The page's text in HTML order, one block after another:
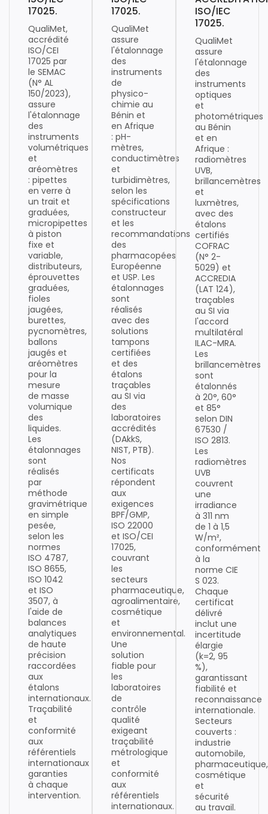
17025.
QualiMet,
accrédité
ISO/CEI
17025 par
le SEMAC
(N° AL
150/2023),
assure
l'étalonnage
des
instruments
volumétriques
et
aréomètres
: pipettes
en verre à
un trait et
graduées,
micropipettes
à piston
fixe et
variable,
distributeurs,
éprouvettes
graduées,
fioles
jaugées,
burettes,
pycnomètres,
ballons
jaugés et
aréomètres
pour la
mesure
de masse
volumique
des
liquides.
Les
étalonnages
sont
réalisés
par
méthode
gravimétrique
en simple
pesée,
selon les
normes
ISO 4787,
ISO 8655,
ISO 1042
et ISO
3507, à
l'aide de
balances
analytiques
de haute
précision
raccordées
aux
étalons
internationaux.
Traçabilité
et
conformité
aux
référentiels
internationaux
garanties
à chaque
intervention.
17025.
QualiMet
assure
l'étalonnage
des
instruments
de
physico-
chimie au
Bénin et
en Afrique
: pH-
mètres,
conductimètres
et
turbidimètres,
selon les
spécifications
constructeur
et les
recommandations
des
pharmacopées
Européenne
et USP. Les
étalonnages
sont
réalisés
avec des
solutions
tampons
certifiées
et des
étalons
traçables
au SI via
des
laboratoires
accrédités
(DAkkS,
NIST, PTB).
Nos
certificats
répondent
aux
exigences
BPF/GMP,
ISO 22000
et ISO/CEI
17025,
couvrant
les
secteurs
pharmaceutique,
agroalimentaire,
cosmétique
et
environnemental.
Une
solution
fiable pour
les
laboratoires
de
contrôle
qualité
exigeant
traçabilité
métrologique
et
conformité
aux
référentiels
internationaux.
ISO/IEC
17025.
QualiMet
assure
l'étalonnage
des
instruments
optiques
et
photométriques
au Bénin
et en
Afrique :
radiomètres
UVB,
brillancemètres
et
luxmètres,
avec des
étalons
certifiés
COFRAC
(N° 2-
5029) et
ACCREDIA
(LAT 124),
traçables
au SI via
l'accord
multilatéral
ILAC-MRA.
Les
brillancemètres
sont
étalonnés
à 20°, 60°
et 85°
selon DIN
67530 /
ISO 2813.
Les
radiomètres
UVB
couvrent
une
irradiance
à 311 nm
de 1 à 1,5
W/m²,
conformément
à la
norme CIE
S 023.
Chaque
certificat
délivré
inclut une
incertitude
élargie
(k=2, 95
%),
garantissant
fiabilité et
reconnaissance
internationale.
Secteurs
couverts :
industrie
automobile,
pharmaceutique,
cosmétique
et
sécurité
au travail.